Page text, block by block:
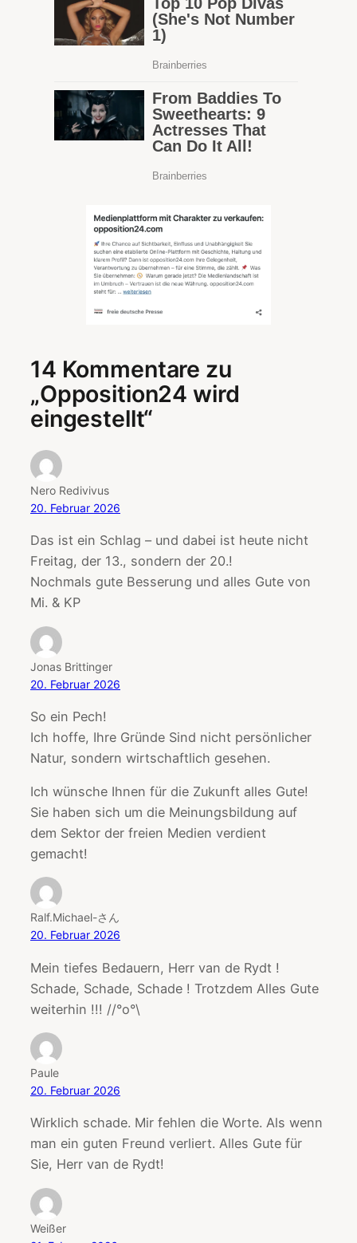
14 Kommentare zu
„Opposition24 wird
eingestellt“
Nero Redivivus
20. Februar 2026
Das ist ein Schlag – und dabei ist heute nicht
Freitag, der 13., sondern der 20.!
Nochmals gute Besserung und alles Gute von
Mi. & KP
Jonas Brittinger
20. Februar 2026
So ein Pech!
Ich hoffe, Ihre Gründe Sind nicht persönlicher
Natur, sondern wirtschaftlich gesehen.
Ich wünsche Ihnen für die Zukunft alles Gute!
Sie haben sich um die Meinungsbildung auf
dem Sektor der freien Medien verdient
gemacht!
Ralf.Michael-さん
20. Februar 2026
Mein tiefes Bedauern, Herr van de Rydt !
Schade, Schade, Schade ! Trotzdem Alles Gute
weiterhin !!! //°o°\
Paule
20. Februar 2026
Wirklich schade. Mir fehlen die Worte. Als wenn
man ein guten Freund verliert. Alles Gute für
Sie, Herr van de Rydt!
Weißer